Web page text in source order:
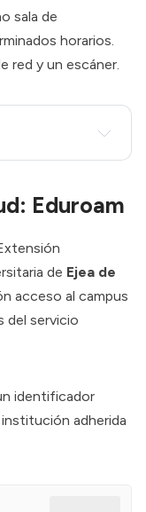
sala de
horarios.
red y un escáner.
a
el carné de
.
Eduroam
de Ejea de
acceso al campus
del servicio
identificador
adherida